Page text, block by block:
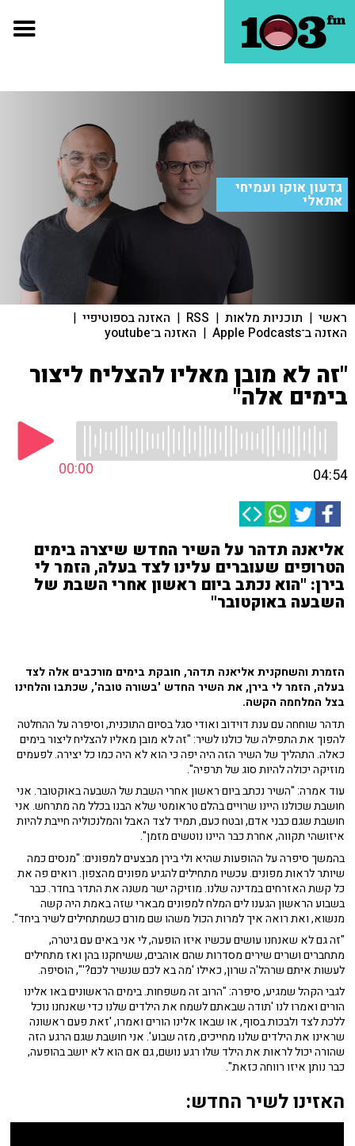
גדעון אוקו ועמיחי
אתאלי
ראשי | תוכניות מלאות |
RSS
| האזנה בספוטיפיי |
האזנה ב־Apple Podcasts | האזנה ב־youtube
"זה לא מובן מאליו להצליח ליצור
בימים אלה"
00:00 04:54
אליאנה תדהר על השיר החדש שיצרה בימים
הטרופים שעוברים עלינו לצד בעלה, הזמר לי
בירן: "הוא נכתב ביום ראשון אחרי השבת של
השבעה באוקטובר"
הזמרת והשחקנית אליאנה תדהר, חובקת בימים מורכבים אלה לצד
בעלה, הזמר לי בירן, את השיר החדש 'בשורה טובה', שכתבו והלחינו
בצל המלחמה הקשה.
תדהר שוחחה עם ענת דוידוב ואודי סגל בסיום התוכנית, וסיפרה על ההחלטה
להפוך את התפילה של כולנו לשיר: "זה לא מובן מאליו להצליח ליצור בימים
כאלה. התהליך של השיר הזה היה יפה כי הוא לא היה כמו כל יצירה. לפעמים
מוזיקה יכולה להיות סוג של תרפיה".
עוד אמרה: "השיר נכתב ביום ראשון אחרי השבת של השבעה באוקטובר. אני
חושבת שכולנו היינו שרויים בהלם טראומטי שלא הבנו בכלל מה מתרחש. אני
חושבת שגם כבני אדם, ובטח כעם, תמיד לצד האבל והמלנכוליה חייבת להיות
איזושהי תקווה, אחרת כבר היינו נוטשים מזמן".
בהמשך סיפרה על ההופעות שהיא ולי בירן מבצעים למפונים: "מנסים כמה
שיותר לראות מפונים. עכשיו מתחילים להגיע מפונים מהצפון. רואים פה את
כל קשת האזרחים במדינה שלנו. מוזיקה ישר משנה את התדר בחדר. כבר
בשבוע הראשון הגענו לים המלח למפונים מבארי שזה באמת היה קשה
מנשוא, ואת רואה איך למרות הכול משהו שם מורם כשמתחילים לשיר ביחד".
"זה גם לא שאנחנו עושים עכשיו איזו הופעה, לי אני באים עם גיטרה,
מתחברים ושרים שירים מסדרות שהם אוהבים, ששיחקנו בהן ואז מתחילים
לעשות איתם שרהל'ה שרון, כאילו 'מה בא לכם שנשיר לכם?'", הוסיפה.
לגבי הקהל שמגיע, סיפרה: "הרוב זה משפחות. בימים הראשונים באו אלינו
הורים ואמרו לנו 'תודה שבאתם לשמח את הילדים שלנו כדי שאנחנו נוכל
ללכת לצד ולבכות בסוף, או שבאו אלינו הורים ואמרו, 'זאת פעם ראשונה
שראינו את הילדים שלנו מחייכים, מזה שבוע'. אני חושבת שגם הרגע הזה
שהורה יכול לראות את הילד שלו רגע נושם, גם אם הוא לא יושב בהופעה,
כבר נותן איזו רווחה כזאת".
האזינו לשיר החדש: